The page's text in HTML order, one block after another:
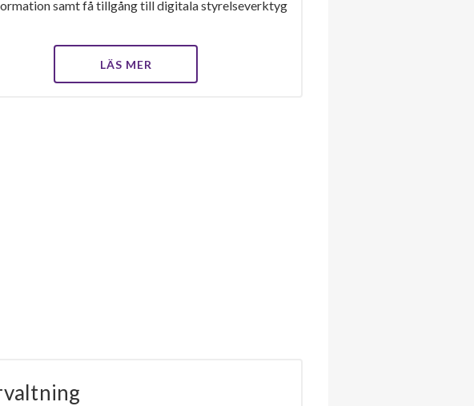
samt få tillgång till digitala styrelseverktyg
LÄS MER